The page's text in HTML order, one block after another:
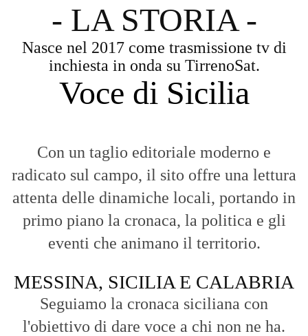
- LA STORIA -
Nasce nel 2017 come trasmissione tv di
inchiesta in onda su TirrenoSat.
Voce di Sicilia
Con un taglio editoriale moderno e
radicato sul campo, il sito offre una lettura
attenta delle dinamiche locali, portando in
primo piano la cronaca, la politica e gli
eventi che animano il territorio.
MESSINA, SICILIA E CALABRIA
Seguiamo la cronaca siciliana con
l'obiettivo di dare voce a chi non ne ha.